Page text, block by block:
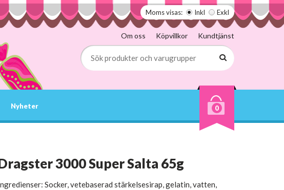
Moms visas: Inkl Exkl
Om oss Köpvillkor Kundtjänst
Nyheter 0
3000 Super Salta 65g
Socker, vetebaserad stärkelsesirap, gelatin, vatten,